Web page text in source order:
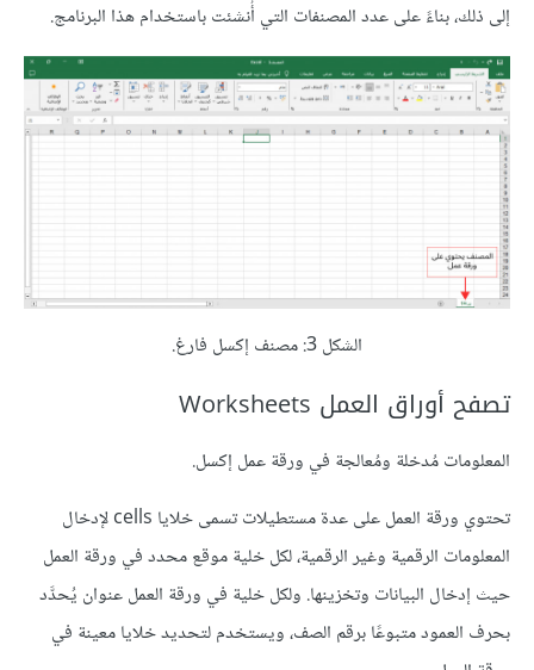
إلى ذلك، بناءً على عدد المصنفات التي أُنشئت باستخدام هذا البرنامج.
الشكل 3: مصنف إكسل فارغ.
تصفح أوراق العمل Worksheets
المعلومات مُدخلة ومُعالجة في ورقة عمل إكسل.
تحتوي ورقة العمل على عدة مستطيلات تسمى خلايا cells لإدخال
المعلومات الرقمية وغير الرقمية، لكل خلية موقع محدد في ورقة العمل
حيث إدخال البيانات وتخزينها. ولكل خلية في ورقة العمل عنوان يُحدَّد
بحرف العمود متبوعًا برقم الصف، ويستخدم لتحديد خلايا معينة في